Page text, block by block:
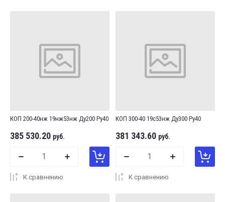
КОП 200-40нж 19нж53нж Ду200 Ру40
385 530.20 руб.
К сравнению
КОП 300-40 19с53нж Ду300 Ру40
381 343.60 руб.
К сравнению